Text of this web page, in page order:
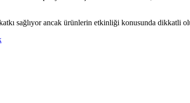
sağlıyor ancak ürünlerin etkinliği konusunda dikkatli